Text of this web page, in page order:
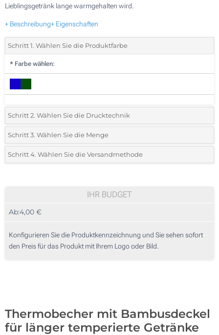
Lieblingsgetränk lange warmgehalten wird.
+ Beschreibung+ Eigenschaften
Schritt 1. Wählen Sie die Produktfarbe
* Farbe wählen:
Schritt 2. Wählen Sie die Drucktechnik
*Wählen Sie die Druck- und Farbtechniken für Ihr Logo:
1 Farbig (Auf einer Seite)
3 Farbig (Auf einer Seite)
Lasergravur (Auf dem Deckel)
Schritt 3. Wählen Sie die Menge
*Bitte wählen Sie Ihre gewünschte Menge
20
100
Schritt 4. Wählen Sie die Versandmethode
IHR BUDGET
Ab:4,00 €
Konfigurieren Sie die Produktkennzeichnung und Sie sehen sofort
den Preis für das Produkt mit Ihrem Logo oder Bild.
Thermobecher mit Bambusdeckel
für länger temperierte Getränke